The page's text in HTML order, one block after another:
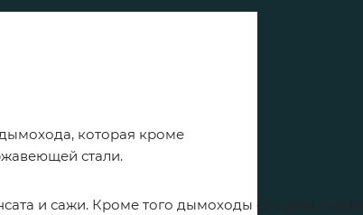
которая кроме
стали.
и сажи. Кроме того дымоходы сэндвич